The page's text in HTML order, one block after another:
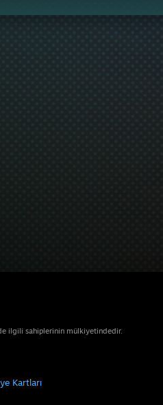
ilgili sahiplerinin mülkiyetindedir.
Kartları